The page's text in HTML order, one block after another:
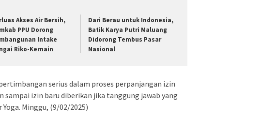
Akses Air Bersih,
PPU Dorong
Intake
Riko-Kernain
Dari Berau untuk Indonesia,
Batik Karya Putri Maluang
Didorong Tembus Pasar
Nasional
serius dalam proses perpanjangan izin
sampai izin baru diberikan jika tanggung jawab yang
Minggu, (9/02/2025)